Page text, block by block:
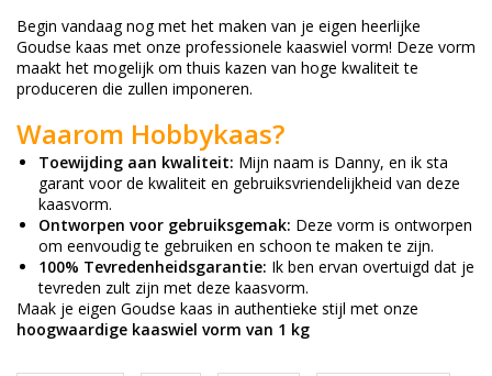
Begin vandaag nog met het maken van je eigen heerlijke
Goudse kaas met onze professionele kaaswiel vorm! Deze vorm
maakt het mogelijk om thuis kazen van hoge kwaliteit te
produceren die zullen imponeren.
Waarom Hobbykaas?
Toewijding aan kwaliteit: Mijn naam is Danny, en ik sta
garant voor de kwaliteit en gebruiksvriendelijkheid van deze
kaasvorm.
Ontworpen voor gebruiksgemak: Deze vorm is ontworpen
om eenvoudig te gebruiken en schoon te maken te zijn.
100% Tevredenheidsgarantie: Ik ben ervan overtuigd dat je
tevreden zult zijn met deze kaasvorm.
Maak je eigen Goudse kaas in authentieke stijl met onze
hoogwaardige kaaswiel vorm van 1 kg